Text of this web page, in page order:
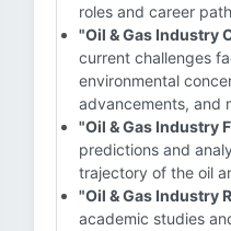
roles and career
"Oil & Gas Industry
current challenges
environmental
advancements, and
"Oil & Gas Industry
predictions and
trajectory of the oil
"Oil & Gas Industry
academic studies